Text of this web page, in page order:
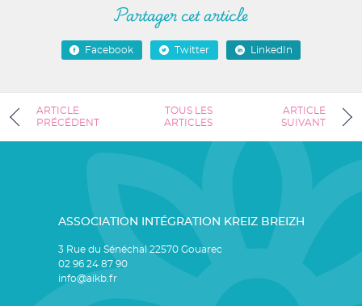
Partager cet article
Facebook Twitter LinkedIn
ARTICLE
PRÉCÉDENT
TOUS LES
ARTICLES
ARTICLE
SUIVANT
ASSOCIATION INTÉGRATION KREIZ BREIZH
3 Rue du Sénéchal 22570 Gouarec
02 96 24 87 90
info@aikb.fr